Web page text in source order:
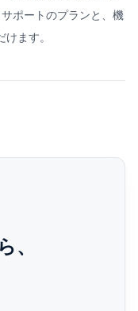
ポートのプランと、機
ます。
、